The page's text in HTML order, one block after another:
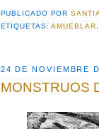
PUBLICADO POR
ETIQUETAS:AMUEBLAR
24 DE NOVIEMBRE
MONSTRUOS